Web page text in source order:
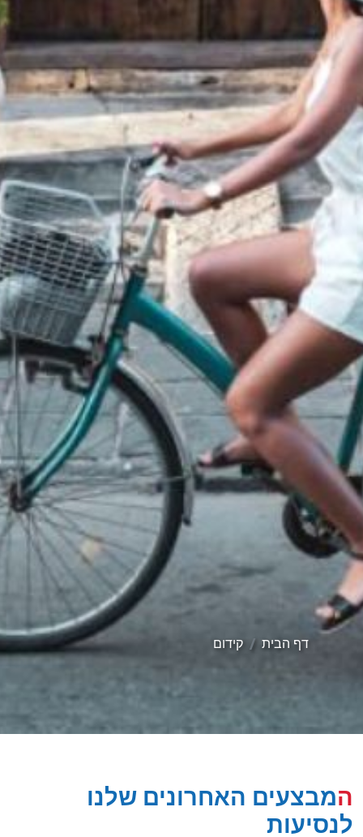
דף הבית קידום
המבצעים האחרונים שלנו
לנסיעות